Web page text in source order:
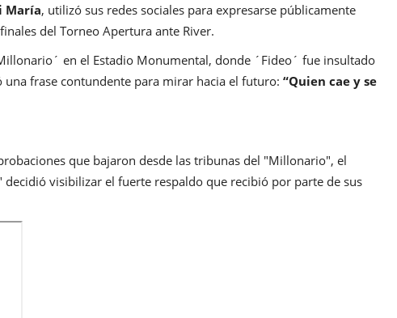
María, utilizó sus redes sociales para expresarse públicamente
del Torneo Apertura ante River.
en el Estadio Monumental, donde ´Fideo´ fue insultado
frase contundente para mirar hacia el futuro: “Quien cae y se
que bajaron desde las tribunas del "Millonario", el
visibilizar el fuerte respaldo que recibió por parte de sus